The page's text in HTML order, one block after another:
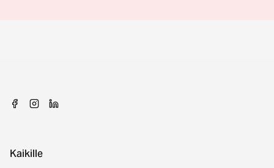
Kaikille